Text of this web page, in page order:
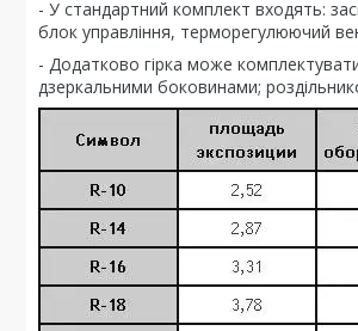
- У стандартний комплект входять:
блок управління, терморегулюючий
- Додатково гірка може
дзеркальними боковинами;